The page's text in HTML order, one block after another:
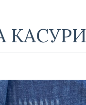
КАСУРИ